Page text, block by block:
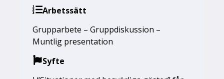
Arbetssätt
Grupparbete – Gruppdiskussion –
Muntlig presentation
Syfte